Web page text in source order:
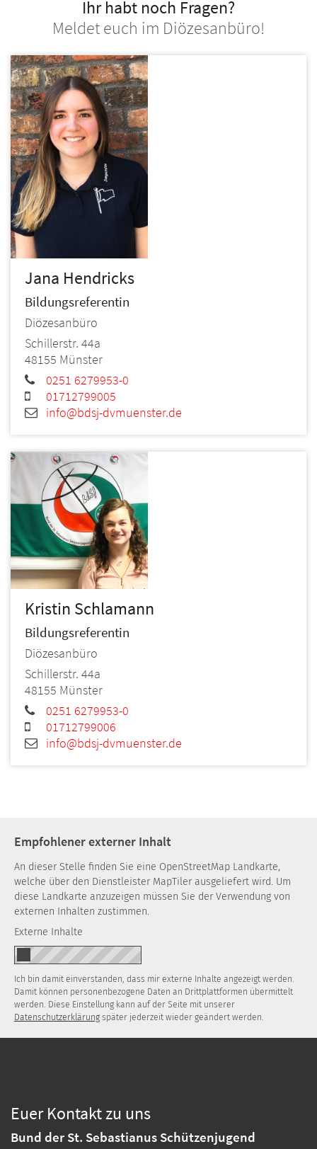
Ihr habt noch Fragen?
Meldet euch im Diözesanbüro!
Jana Hendricks
Bildungsreferentin
Diözesanbüro
Schillerstr. 44a
48155 Münster
0251 6279953-0
01712799005
info@bdsj-dvmuenster.de
Kristin Schlamann
Bildungsreferentin
Diözesanbüro
Schillerstr. 44a
48155 Münster
0251 6279953-0
01712799006
info@bdsj-dvmuenster.de
Empfohlener externer Inhalt
An dieser Stelle finden Sie eine OpenStreetMap Landkarte,
welche über den Dienstleister MapTiler ausgeliefert wird. Um
diese Landkarte anzuzeigen müssen Sie der Verwendung von
externen Inhalten zustimmen.
Externe Inhalte
Ich bin damit einverstanden, dass mir externe Inhalte angezeigt werden.
Damit können personenbezogene Daten an Drittplattformen übermittelt
werden. Diese Einstellung kann auf der Seite mit unserer
Datenschutzerklärung später jederzeit wieder geändert werden.
Euer Kontakt zu uns
Bund der St. Sebastianus Schützenjugend